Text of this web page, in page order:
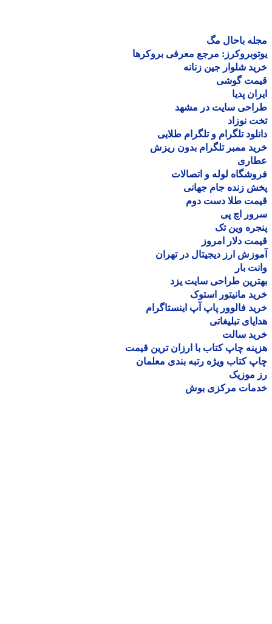
باحال مگ
مرجع معرفی بروکرها
شلوار جین زنانه
گوشی
پدیا
سایت در مشهد
نوزاد
تلگرام و تلگرام طلایی
ممبر تلگرام بدون ریزش
لوله و اتصالات
زنده جام جهانی
طلا دست دوم
اچ پی
وین تک
دلار امروز
ارز دیجیتال در تهران
بار
طراحی سایت یزد
مانیتور استوک
فالوور پاپ آپ اینستاگرام
تبلیغاتی
سالت
چاپ کتاب با ارزان ترین قیمت
کتاب ویژه رتبه بندی معلمان
موزیک
مرکزی بوش